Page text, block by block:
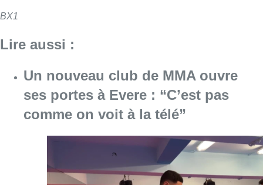
BX1
Lire aussi :
Un nouveau club de MMA ouvre
ses portes à Evere : “C’est pas
comme on voit à la télé”